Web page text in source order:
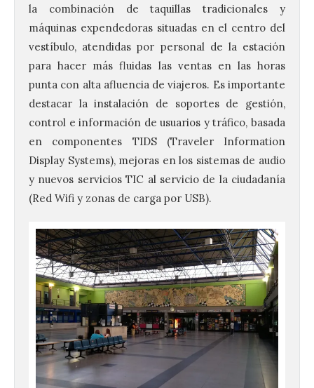
la combinación de taquillas tradicionales y
máquinas expendedoras situadas en el centro del
vestíbulo, atendidas por personal de la estación
para hacer más fluidas las ventas en las horas
punta con alta afluencia de viajeros. Es importante
destacar la instalación de soportes de gestión,
control e información de usuarios y tráfico, basada
en componentes TIDS (Traveler Information
Display Systems), mejoras en los sistemas de audio
y nuevos servicios TIC al servicio de la ciudadanía
(Red Wifi y zonas de carga por USB).